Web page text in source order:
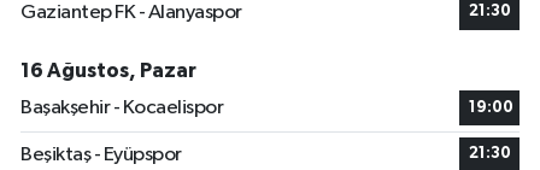
Gaziantep FK - Alanyaspor 21:30
16 Ağustos, Pazar
Başakşehir - Kocaelispor
19:00
Beşiktaş - Eyüpspor 21:30